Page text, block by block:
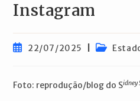
Instagram
Post22/07/2025
Categoria
Foto: reprodução/blog do Sidney